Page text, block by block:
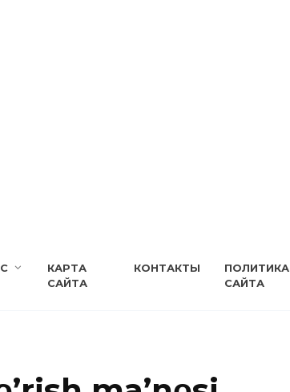
КАРТА
САЙТА
КОНТАКТЫ
ПОЛИТИКА
САЙТА